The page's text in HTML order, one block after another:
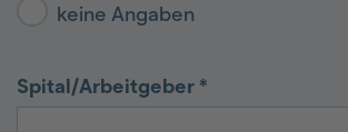
keine Angaben
Spital/Arbeitgeber *